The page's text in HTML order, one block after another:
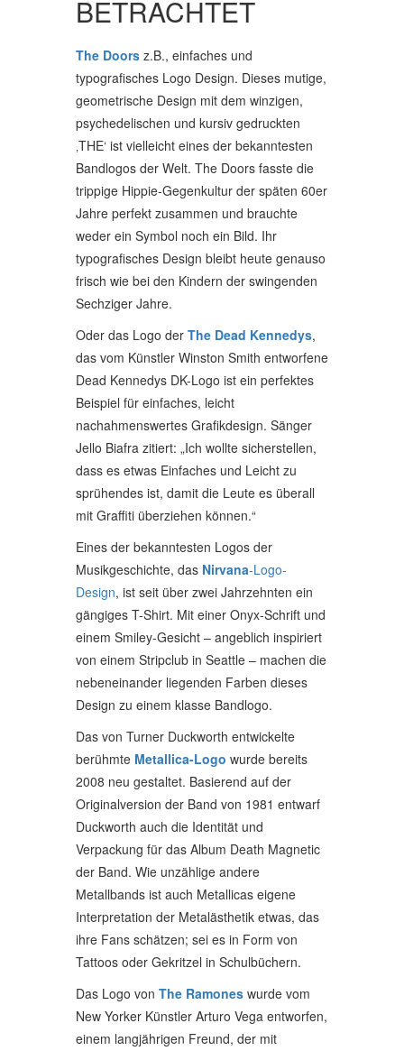
BETRACHTET
The Doors z.B., einfaches und
typografisches Logo Design. Dieses mutige,
geometrische Design mit dem winzigen,
psychedelischen und kursiv gedruckten
‚THE‘ ist vielleicht eines der bekanntesten
Bandlogos der Welt. The Doors fasste die
trippige Hippie-Gegenkultur der späten 60er
Jahre perfekt zusammen und brauchte
weder ein Symbol noch ein Bild. Ihr
typografisches Design bleibt heute genauso
frisch wie bei den Kindern der swingenden
Sechziger Jahre.
Oder das Logo der The Dead Kennedys,
das vom Künstler Winston Smith entworfene
Dead Kennedys DK-Logo ist ein perfektes
Beispiel für einfaches, leicht
nachahmenswertes Grafikdesign. Sänger
Jello Biafra zitiert: „Ich wollte sicherstellen,
dass es etwas Einfaches und Leicht zu
sprühendes ist, damit die Leute es überall
mit Graffiti überziehen können.“
Eines der bekanntesten Logos der
Musikgeschichte, das Nirvana-Logo-
Design, ist seit über zwei Jahrzehnten ein
gängiges T-Shirt. Mit einer Onyx-Schrift und
einem Smiley-Gesicht – angeblich inspiriert
von einem Stripclub in Seattle – machen die
nebeneinander liegenden Farben dieses
Design zu einem klasse Bandlogo.
Das von Turner Duckworth entwickelte
berühmte Metallica-Logo wurde bereits
2008 neu gestaltet. Basierend auf der
Originalversion der Band von 1981 entwarf
Duckworth auch die Identität und
Verpackung für das Album Death Magnetic
der Band. Wie unzählige andere
Metallbands ist auch Metallicas eigene
Interpretation der Metalästhetik etwas, das
ihre Fans schätzen; sei es in Form von
Tattoos oder Gekritzel in Schulbüchern.
Das Logo von The Ramones wurde vom
New Yorker Künstler Arturo Vega entworfen,
einem langjährigen Freund, der mit